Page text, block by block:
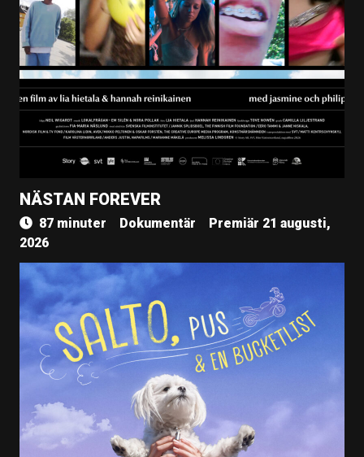
NÄSTAN FOREVER
87 minuter Dokumentär
Premiär 21 augusti,
2026